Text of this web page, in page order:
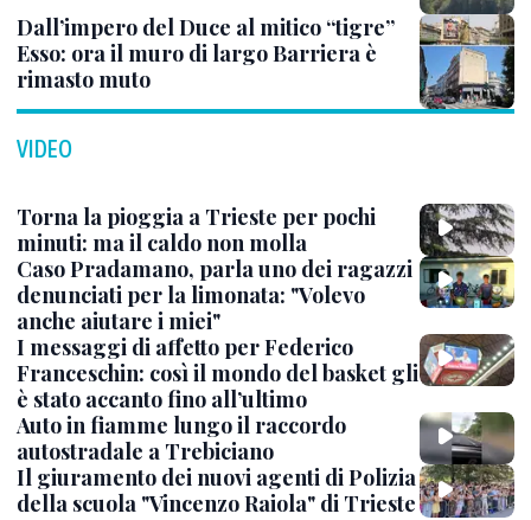
Dall’impero del Duce al mitico “tigre”
Esso: ora il muro di largo Barriera è
rimasto muto
VIDEO
Torna la pioggia a Trieste per pochi
minuti: ma il caldo non molla
Caso Pradamano, parla uno dei ragazzi
denunciati per la limonata: "Volevo
anche aiutare i miei"
I messaggi di affetto per Federico
Franceschin: così il mondo del basket gli
è stato accanto fino all’ultimo
Auto in fiamme lungo il raccordo
autostradale a Trebiciano
Il giuramento dei nuovi agenti di Polizia
della scuola "Vincenzo Raiola" di Trieste